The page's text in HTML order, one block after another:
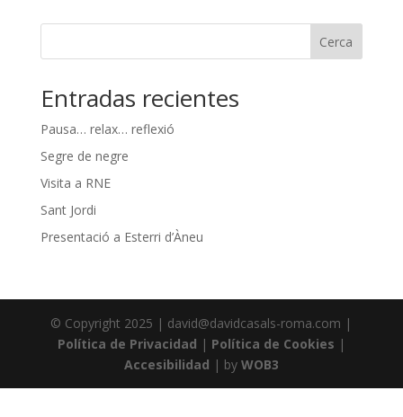
Cerca
Entradas recientes
Pausa… relax… reflexió
Segre de negre
Visita a RNE
Sant Jordi
Presentació a Esterri d’Àneu
© Copyright 2025 | david@davidcasals-roma.com |
Política de Privacidad | Política de Cookies |
Accesibilidad | by WOB3